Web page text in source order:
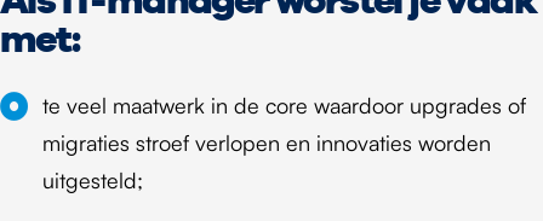
met:
te veel maatwerk in de core waardoor upgrades of
migraties stroef verlopen en innovaties worden
uitgesteld;